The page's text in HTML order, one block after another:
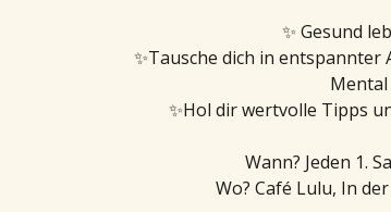
✨ Gesund
✨Tausche dich in
Mental
✨Hol dir wertvolle Tipps
Wann? Jeden 1.
Wo? Café Lulu, In